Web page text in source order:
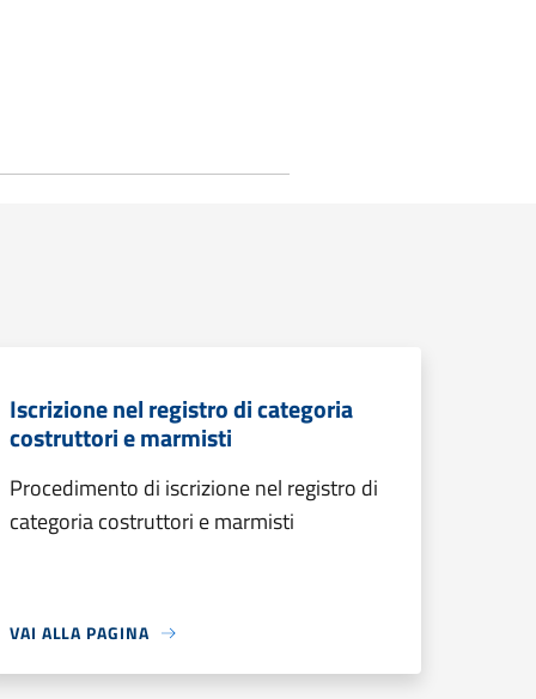
Iscrizione nel registro di categoria
costruttori e marmisti
Procedimento di iscrizione nel registro di
categoria costruttori e marmisti
VAI ALLA PAGINA